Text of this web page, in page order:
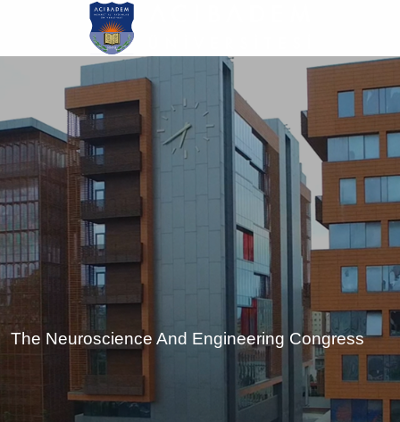
atla
The Neuroscience And Engineering Congress